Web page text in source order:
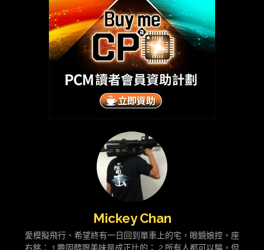
Mickey Chan
愛模擬飛行、希望終有一日回到單車上的宅，眼鏡娘控。座
右銘： 1.膽固醇跟美味是成正比的； 2.所有人都可以騙，但